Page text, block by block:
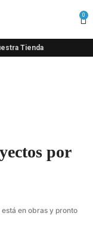
0
Tienda
por
en obras y pronto